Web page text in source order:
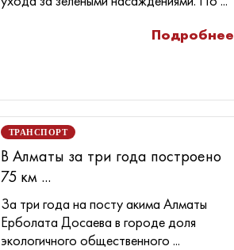
Подробнее
ТРАНСПОРТ
В Алматы за три года построено
75 км ...
За три года на посту акима Алматы
Ерболата Досаева в городе доля
экологичного общественного ...